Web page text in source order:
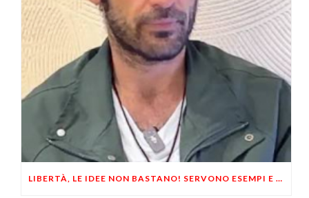
LIBERTÀ, LE IDEE NON BASTANO! SERVONO ESEMPI E UN PO’ DI COERENZA